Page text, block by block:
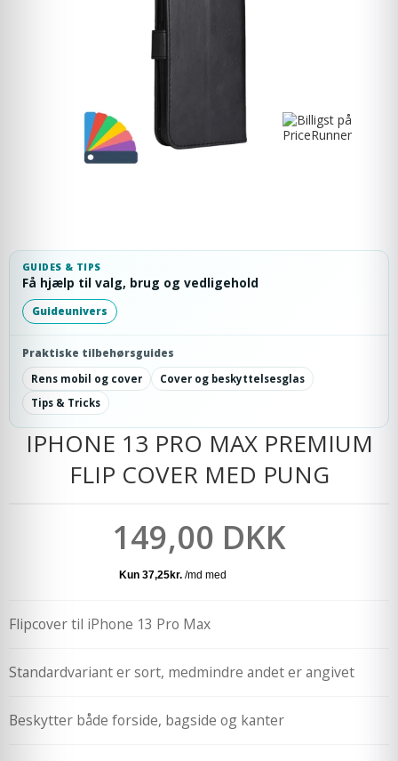
GUIDES & TIPS
Få hjælp til valg, brug og vedligehold
Guideunivers
Praktiske tilbehørsguides
Rens mobil og cover
Cover og beskyttelsesglas
Tips & Tricks
IPHONE 13 PRO MAX PREMIUM
FLIP COVER MED PUNG
149,00 DKK
Flipcover til iPhone 13 Pro Max
Standardvariant er sort, medmindre andet er angivet
Beskytter både forside, bagside og kanter